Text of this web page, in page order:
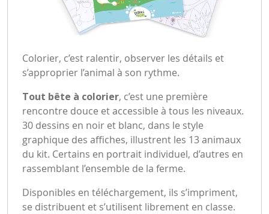
Colorier, c’est ralentir, observer les détails et
s’approprier l’animal à son rythme.
Tout bête à colorier, c’est une première
rencontre douce et accessible à tous les niveaux.
30 dessins en noir et blanc, dans le style
graphique des affiches, illustrent les 13 animaux
du kit. Certains en portrait individuel, d’autres en
rassemblant l’ensemble de la ferme.
Disponibles en téléchargement, ils s’impriment,
se distribuent et s’utilisent librement en classe.